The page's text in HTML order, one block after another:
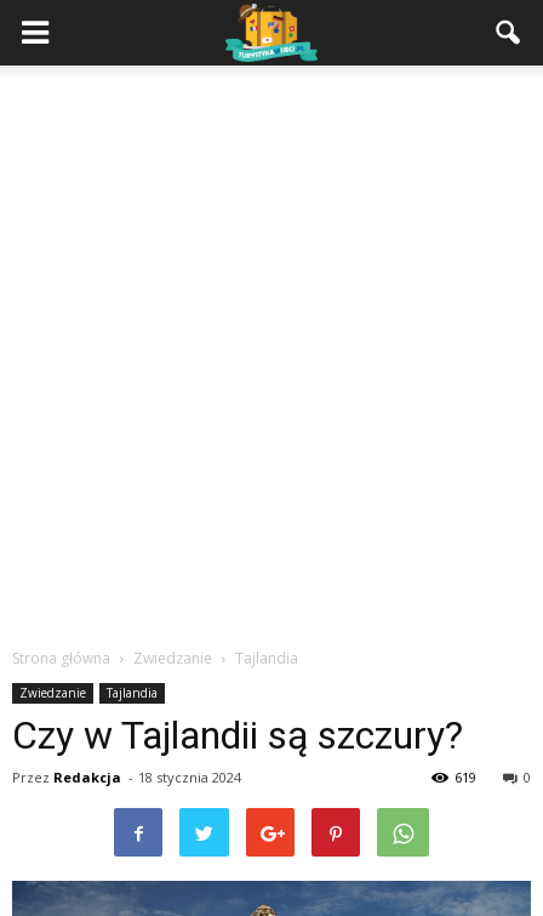
Strona główna Zwiedzanie Tajlandia
Zwiedzanie Tajlandia
Czy w Tajlandii są szczury?
Przez Redakcja - 18 stycznia 2024 0
619